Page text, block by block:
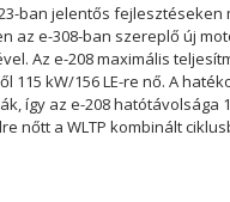
ban jelentős fejlesztéseken
az e-308-ban szereplő új
Az e-208 maximális
115 kW/156 LE-re nő. A
így az e-208 hatótávolsága
nőtt a WLTP kombinált